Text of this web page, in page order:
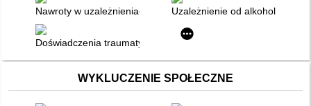
Nawroty w uzależnieniach Uzależnienie od alkoholu ludzi
Doświadczenia traumatyczne a uzależnienie od alkoholu
WYKLUCZENIE SPOŁECZNE